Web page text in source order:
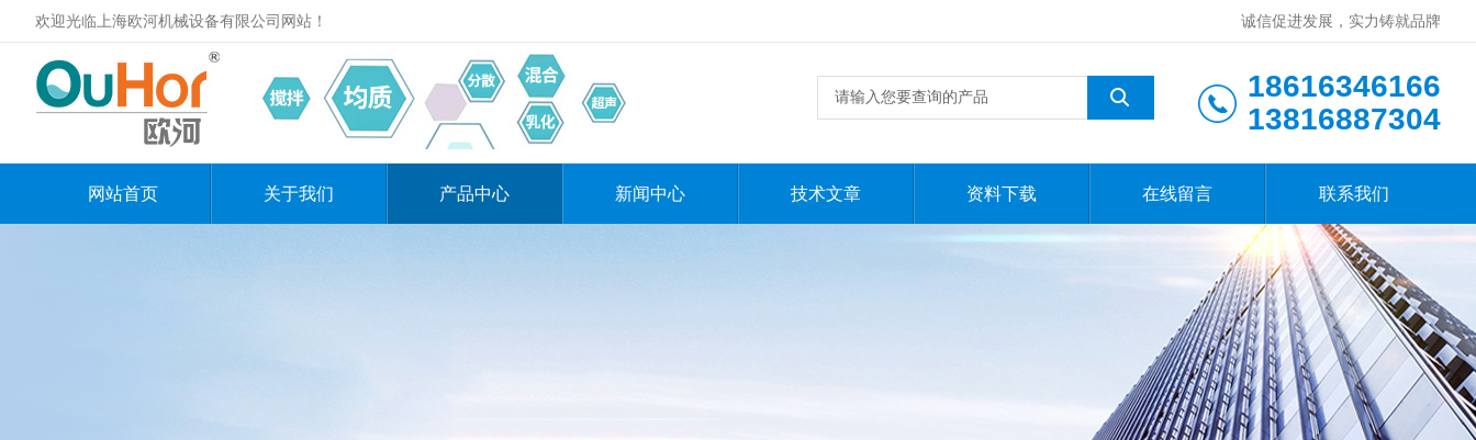
欢迎光临上海欧河机械设备有限公司网站！ 诚信促进发展，实力铸就品牌
18616346166
13816887304
网站首页 关于我们 产品中心 新闻中心 技术文章 资料下载 在线留言 联系我们